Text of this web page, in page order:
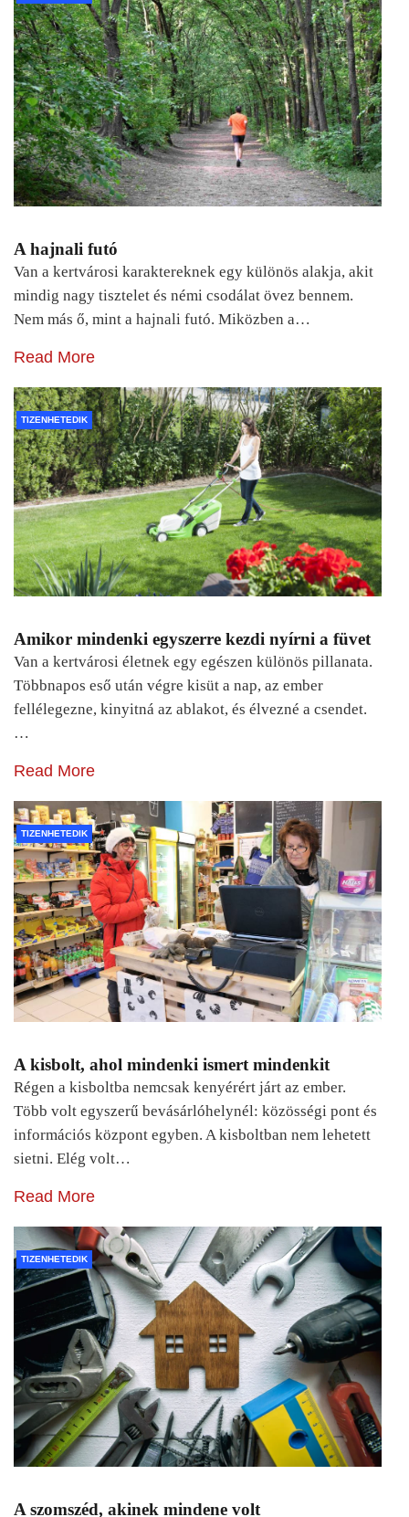
A hajnali futó
Van a kertvárosi karaktereknek egy különös alakja, akit
mindig nagy tisztelet és némi csodálat övez bennem.
Nem más ő, mint a hajnali futó. Miközben a…
Read More
TIZENHETEDIK
Amikor mindenki egyszerre kezdi nyírni a füvet
Van a kertvárosi életnek egy egészen különös pillanata.
Többnapos eső után végre kisüt a nap, az ember
fellélegezne, kinyitná az ablakot, és élvezné a csendet.
…
Read More
TIZENHETEDIK
A kisbolt, ahol mindenki ismert mindenkit
Régen a kisboltba nemcsak kenyérért járt az ember.
Több volt egyszerű bevásárlóhelynél: közösségi pont és
információs központ egyben. A kisboltban nem lehetett
sietni. Elég volt…
Read More
TIZENHETEDIK
A szomszéd, akinek mindene volt